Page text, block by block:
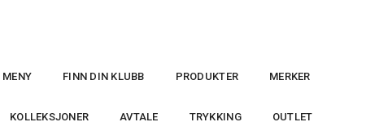
MENY FINN DIN KLUBB PRODUKTER MERKER
KOLLEKSJONER AVTALE TRYKKING OUTLET